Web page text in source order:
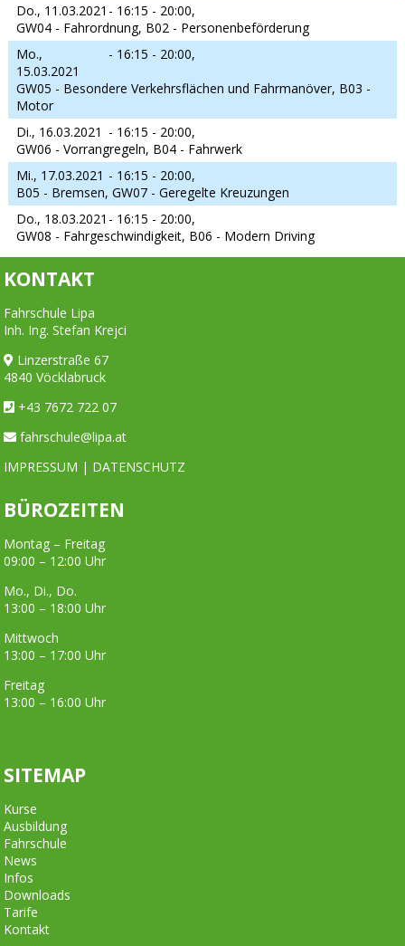
Do., 11.03.2021 - 16:15 - 20:00,
GW04 - Fahrordnung, B02 - Personenbeförderung
Mo.,
15.03.2021
- 16:15 - 20:00,
GW05 - Besondere Verkehrsflächen und Fahrmanöver, B03 -
Motor
Di., 16.03.2021 - 16:15 - 20:00,
GW06 - Vorrangregeln, B04 - Fahrwerk
Mi., 17.03.2021 - 16:15 - 20:00,
B05 - Bremsen, GW07 - Geregelte Kreuzungen
Do., 18.03.2021 - 16:15 - 20:00,
GW08 - Fahrgeschwindigkeit, B06 - Modern Driving
KONTAKT
Fahrschule Lipa
Inh. Ing. Stefan Krejci
Linzerstraße 67
4840 Vöcklabruck
+43 7672 722 07
fahrschule@lipa.at
IMPRESSUM | DATENSCHUTZ
BÜROZEITEN
Montag – Freitag
09:00 – 12:00 Uhr
Mo., Di., Do.
13:00 – 18:00 Uhr
Mittwoch
13:00 – 17:00 Uhr
Freitag
13:00 – 16:00 Uhr
SITEMAP
Kurse
Ausbildung
Fahrschule
News
Infos
Downloads
Tarife
Kontakt